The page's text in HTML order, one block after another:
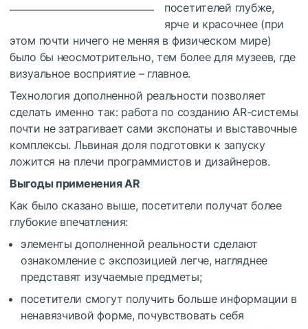
посетителей глубже,
ярче и красочнее (при
этом почти ничего не меняя в физическом мире)
было бы неосмотрительно, тем более для музеев, где
визуальное восприятие – главное.
Технология дополненной реальности позволяет
сделать именно так: работа по созданию AR-системы
почти не затрагивает сами экспонаты и выставочные
комплексы. Львиная доля подготовки к запуску
ложится на плечи программистов и дизайнеров.
Выгоды применения AR
Как было сказано выше, посетители получат более
глубокие впечатления:
элементы дополненной реальности сделают
ознакомление с экспозицией легче, нагляднее
представят изучаемые предметы;
посетители смогут получить больше информации в
ненавязчивой форме, почувствовать себя